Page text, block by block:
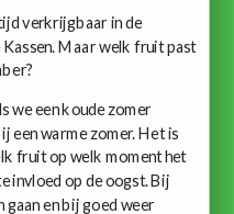
verkrijgbaar in de
Maar welk fruit past
we een koude zomer
een warme zomer. Het is
fruit op welk moment het
invloed op de oogst. Bij
gaan en bij goed weer